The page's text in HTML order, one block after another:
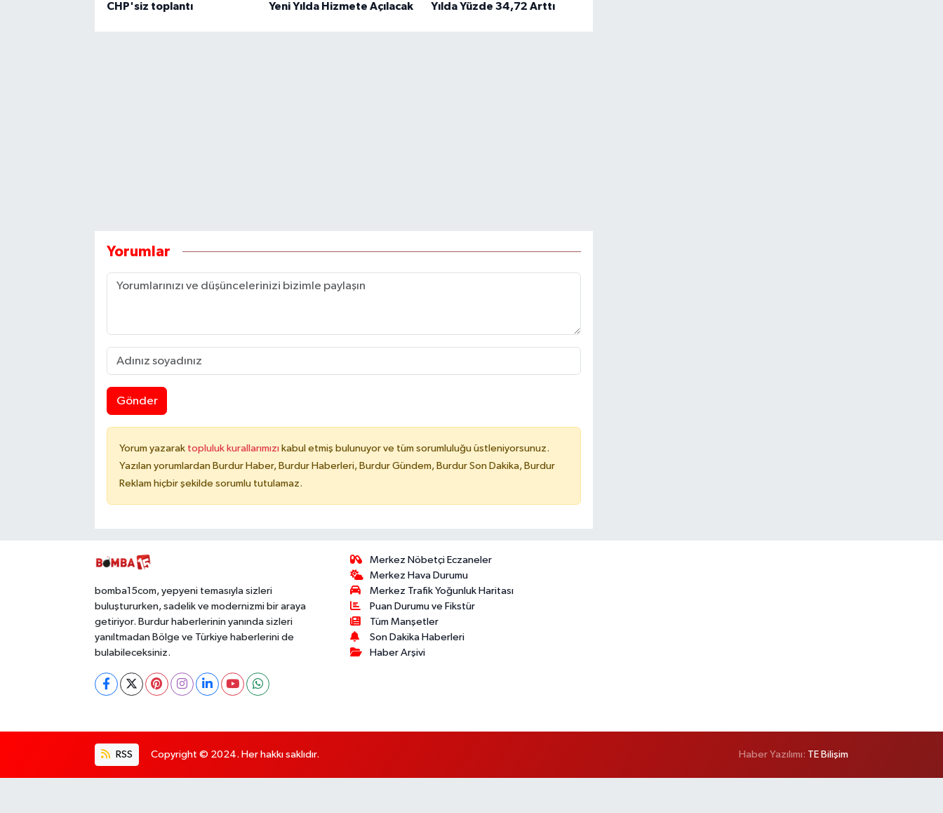
CHP'siz toplantı
Yeni Yılda Hizmete Açılacak
Yılda Yüzde 34,72 Arttı
Yorumlar
Gönder
Yorum yazarak topluluk kurallarımızı kabul etmiş bulunuyor ve tüm sorumluluğu üstleniyorsunuz.
Yazılan yorumlardan Burdur Haber, Burdur Haberleri, Burdur Gündem, Burdur Son Dakika, Burdur
Reklam hiçbir şekilde sorumlu tutulamaz.
bomba15com, yepyeni temasıyla sizleri
buluştururken, sadelik ve modernizmi bir araya
getiriyor. Burdur haberlerinin yanında sizleri
yanıltmadan Bölge ve Türkiye haberlerini de
bulabileceksiniz.
Merkez Nöbetçi Eczaneler
Merkez Hava Durumu
Merkez Trafik Yoğunluk Haritası
Puan Durumu ve Fikstür
Tüm Manşetler
Son Dakika Haberleri
Haber Arşivi
RSS Copyright © 2024. Her hakkı saklıdır. Haber Yazılımı: TE Bilişim